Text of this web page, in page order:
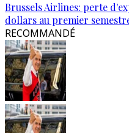
Brussels Airlines: perte
dollars au premier
RECOMMANDÉ